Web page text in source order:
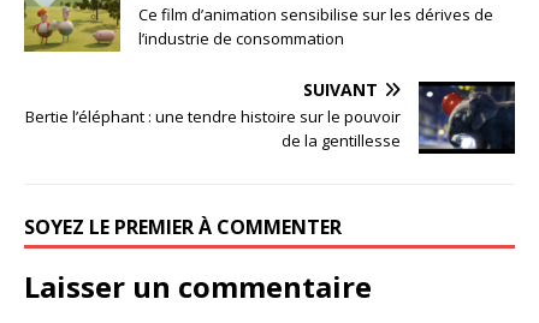
Ce film d’animation sensibilise sur les dérives de
l’industrie de consommation
SUIVANT
Bertie l’éléphant : une tendre histoire sur le pouvoir
de la gentillesse
SOYEZ LE PREMIER À COMMENTER
Laisser un commentaire